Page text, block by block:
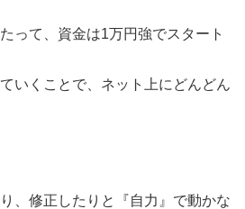
って、資金は1万円強でスタート
いくことで、ネット上にどんどん
、修正したりと『自力』で動かな